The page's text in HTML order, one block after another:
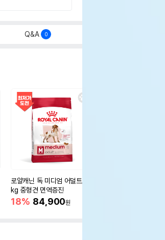
Q&A 0
로얄캐닌 독 미디엄 어덜트 10
kg 중형견 면역증진
18% 84,900원